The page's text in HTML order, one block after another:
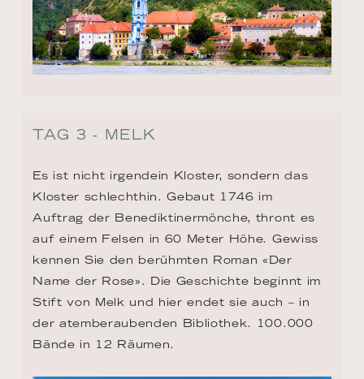
TAG 3 - MELK
Es ist nicht irgendein Kloster, sondern das
Kloster schlechthin. Gebaut 1746 im
Auftrag der Benediktinermönche, thront es
auf einem Felsen in 60 Meter Höhe. Gewiss
kennen Sie den berühmten Roman «Der
Name der Rose». Die Geschichte beginnt im
Stift von Melk und hier endet sie auch – in
der atemberaubenden Bibliothek. 100.000
Bände in 12 Räumen.